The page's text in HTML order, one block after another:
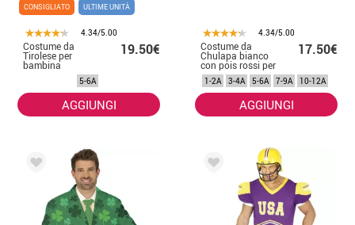
CONSIGLIATO
ULTIME UNITÀ
4.34/5.00
Costume da
Tirolese per
bambina
19.50€
5-6A
AGGIUNGI
4.34/5.00
Costume da
Chulapa bianco
con pois rossi per
bambina
17.50€
1-2A 3-4A 5-6A 7-9A 10-12A
AGGIUNGI